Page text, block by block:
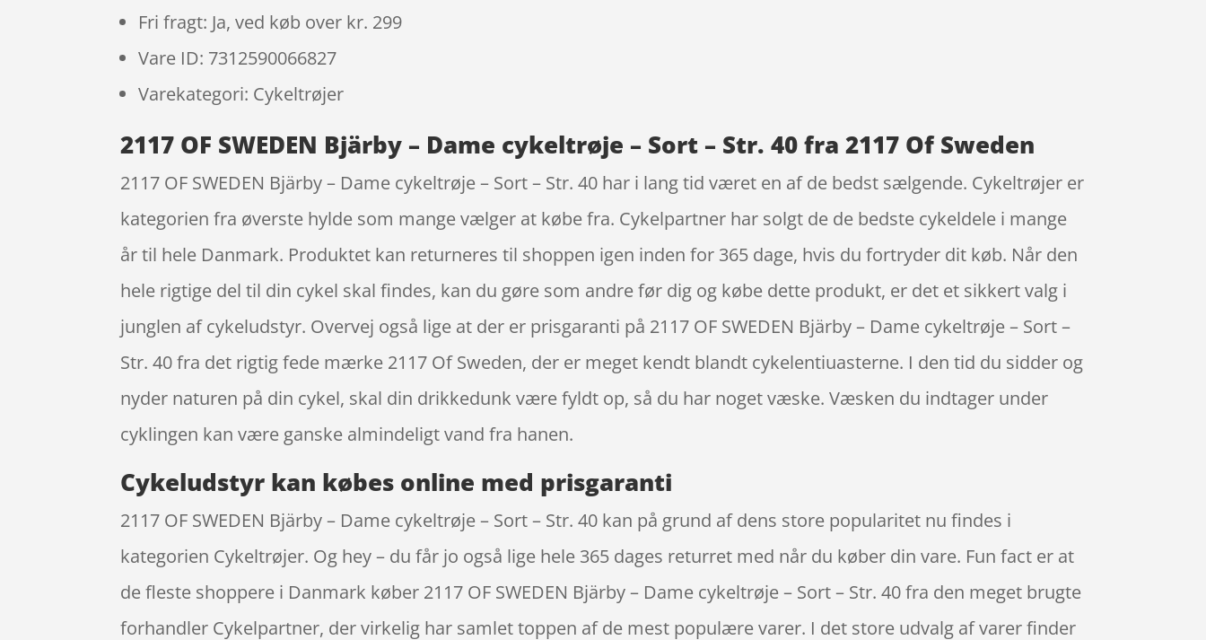
Fri fragt: Ja, ved køb over kr. 299
Vare ID: 7312590066827
Varekategori: Cykeltrøjer
2117 OF SWEDEN Bjärby – Dame cykeltrøje – Sort – Str. 40 fra 2117 Of Sweden
2117 OF SWEDEN Bjärby – Dame cykeltrøje – Sort – Str. 40 har i lang tid været en af de bedst sælgende. Cykeltrøjer er
kategorien fra øverste hylde som mange vælger at købe fra. Cykelpartner har solgt de de bedste cykeldele i mange
år til hele Danmark. Produktet kan returneres til shoppen igen inden for 365 dage, hvis du fortryder dit køb. Når den
hele rigtige del til din cykel skal findes, kan du gøre som andre før dig og købe dette produkt, er det et sikkert valg i
junglen af cykeludstyr. Overvej også lige at der er prisgaranti på 2117 OF SWEDEN Bjärby – Dame cykeltrøje – Sort –
Str. 40 fra det rigtig fede mærke 2117 Of Sweden, der er meget kendt blandt cykelentiuasterne. I den tid du sidder og
nyder naturen på din cykel, skal din drikkedunk være fyldt op, så du har noget væske. Væsken du indtager under
cyklingen kan være ganske almindeligt vand fra hanen.
Cykeludstyr kan købes online med prisgaranti
2117 OF SWEDEN Bjärby – Dame cykeltrøje – Sort – Str. 40 kan på grund af dens store popularitet nu findes i
kategorien Cykeltrøjer. Og hey – du får jo også lige hele 365 dages returret med når du køber din vare. Fun fact er at
de fleste shoppere i Danmark køber 2117 OF SWEDEN Bjärby – Dame cykeltrøje – Sort – Str. 40 fra den meget brugte
forhandler Cykelpartner, der virkelig har samlet toppen af de mest populære varer. I det store udvalg af varer finder